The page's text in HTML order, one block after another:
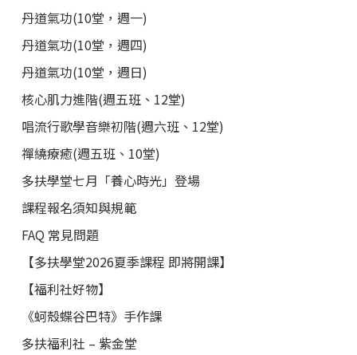
丹道氣功(10堂，週一)
丹道氣功(10堂，週四)
丹道氣功(10堂，週日)
核心肌力進階(週五班、12堂)
唱流行歌學音樂初階(週六班、12堂)
禪繞療癒(週五班、10堂)
多扶學堂七月「養心時光」登場
課程報名須知與規範
FAQ 常見問題
【多扶學堂2026夏季課程 即將開課】
【福利社好物】
《蚵殼蝶谷巴特》手作課
多扶福利社 – 紫金堂